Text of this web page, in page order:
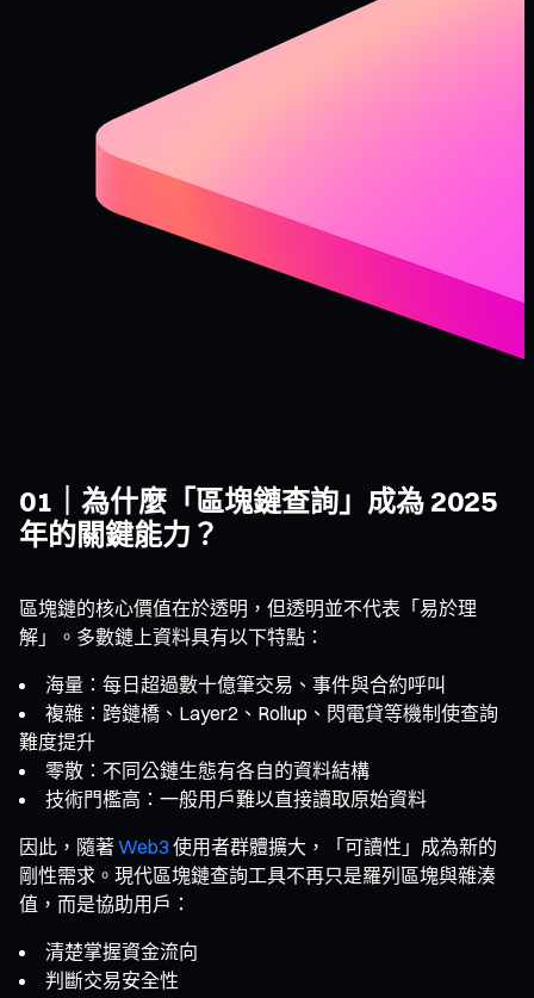
01｜為什麼「區塊鏈查詢」成為 2025
年的關鍵能力？
區塊鏈的核心價值在於透明，但透明並不代表「易於理
解」。多數鏈上資料具有以下特點：
海量：每日超過數十億筆交易、事件與合約呼叫
複雜：跨鏈橋、Layer2、Rollup、閃電貸等機制使查詢
難度提升
零散：不同公鏈生態有各自的資料結構
技術門檻高：一般用戶難以直接讀取原始資料
因此，隨著Web3 使用者群體擴大，「可讀性」成為新的
剛性需求。現代區塊鏈查詢工具不再只是羅列區塊與雜湊
值，而是協助用戶：
清楚掌握資金流向
判斷交易安全性